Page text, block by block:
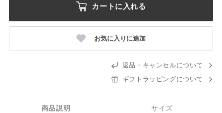
カートに入れる
お気に入りに追加
返品・キャンセルについて
ギフトラッピングについて
商品説明 サイズ